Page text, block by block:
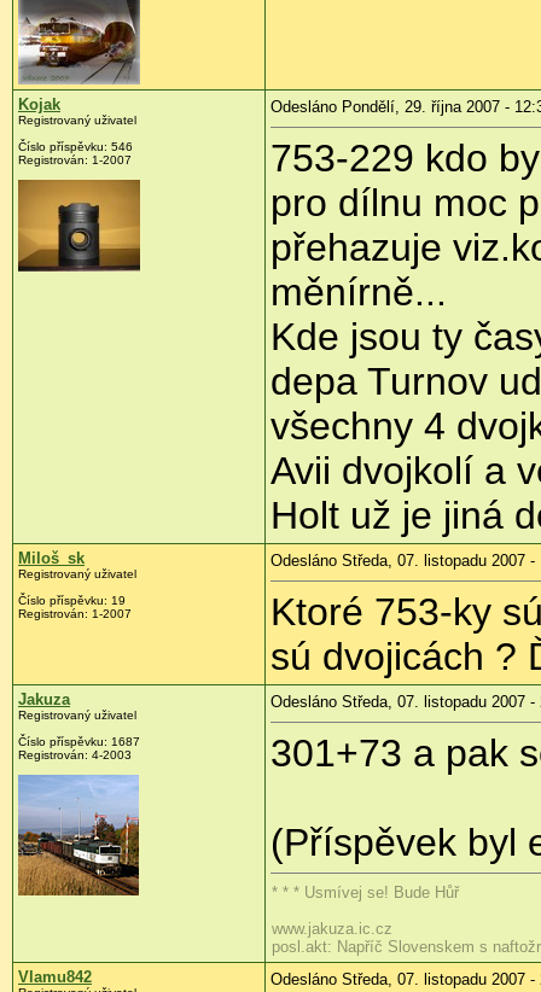
Kojak
Registrovaný uživatel
Číslo příspěvku: 546
Registrován: 1-2007
Odesláno Pondělí, 29. října 2007 -
753-229 kdo
pro dílnu moc
přehazuje
měnírně...
Kde jsou ty
depa Turnov
všechny 4
Avii dvojkolí a
Holt už je jiná
Miloš_sk
Registrovaný uživatel
Číslo příspěvku: 19
Registrován: 1-2007
Odesláno Středa, 07. listopadu 2007 -
Ktoré 753-ky
sú dvojicách ?
Jakuza
Registrovaný uživatel
Číslo příspěvku: 1687
Registrován: 4-2003
Odesláno Středa, 07. listopadu 2007 -
301+73 a pak
(Příspěvek byl
* * * Usmívej se! Bude Hůř
www.jakuza.ic.cz
posl.akt: Napříč Slovenskem s
Vlamu842
Odesláno Středa, 07. listopadu 2007 -